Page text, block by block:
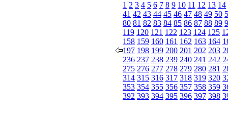
1 2 3 4 5 6 7 8 9 10 11 12 13 14
41 42 43 44 45 46 47 48 49 50
80 81 82 83 84 85 86 87 88 89
119 120 121 122 123 124 125
158 159 160 161 162 163 164
197 198 199 200 201 202 203
236 237 238 239 240 241 242
275 276 277 278 279 280 281
314 315 316 317 318 319 320
353 354 355 356 357 358 359
392 393 394 395 396 397 398